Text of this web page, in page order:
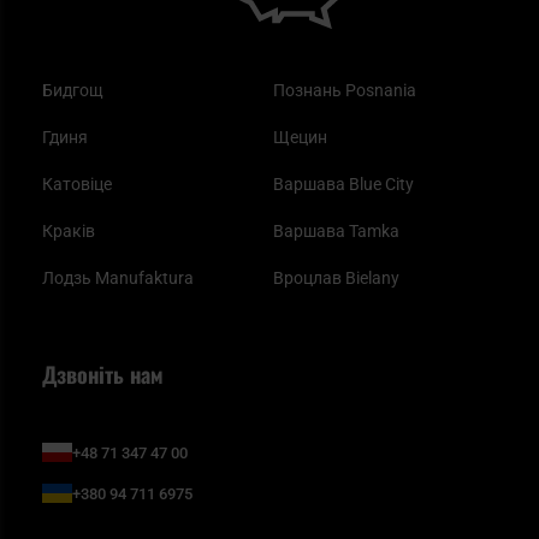
Бидгощ
Гдиня
Катовіце
Краків
Лодзь Manufaktura
Познань Posnania
Щецин
Варшава Blue City
Варшава Tamka
Вроцлав Bielany
Дзвоніть нам
+48 71 347 47 00
+380 94 711 6975